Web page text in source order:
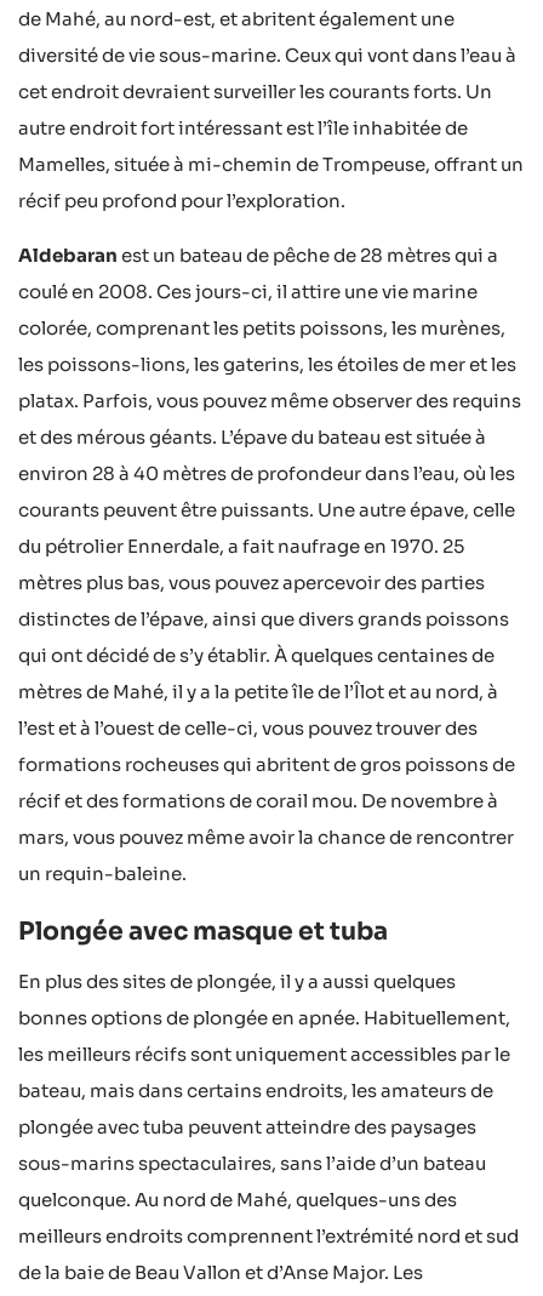
de Mahé, au nord-est, et abritent également une
diversité de vie sous-marine. Ceux qui vont dans l’eau à
cet endroit devraient surveiller les courants forts. Un
autre endroit fort intéressant est l’île inhabitée de
Mamelles, située à mi-chemin de Trompeuse, offrant un
récif peu profond pour l’exploration.
Aldebaran est un bateau de pêche de 28 mètres qui a
coulé en 2008. Ces jours-ci, il attire une vie marine
colorée, comprenant les petits poissons, les murènes,
les poissons-lions, les gaterins, les étoiles de mer et les
platax. Parfois, vous pouvez même observer des requins
et des mérous géants. L’épave du bateau est située à
environ 28 à 40 mètres de profondeur dans l’eau, où les
courants peuvent être puissants. Une autre épave, celle
du pétrolier Ennerdale, a fait naufrage en 1970. 25
mètres plus bas, vous pouvez apercevoir des parties
distinctes de l’épave, ainsi que divers grands poissons
qui ont décidé de s’y établir. À quelques centaines de
mètres de Mahé, il y a la petite île de l’Îlot et au nord, à
l’est et à l’ouest de celle-ci, vous pouvez trouver des
formations rocheuses qui abritent de gros poissons de
récif et des formations de corail mou. De novembre à
mars, vous pouvez même avoir la chance de rencontrer
un requin-baleine.
Plongée avec masque et tuba
En plus des sites de plongée, il y a aussi quelques
bonnes options de plongée en apnée. Habituellement,
les meilleurs récifs sont uniquement accessibles par le
bateau, mais dans certains endroits, les amateurs de
plongée avec tuba peuvent atteindre des paysages
sous-marins spectaculaires, sans l’aide d’un bateau
quelconque. Au nord de Mahé, quelques-uns des
meilleurs endroits comprennent l’extrémité nord et sud
de la baie de Beau Vallon et d’Anse Major. Les